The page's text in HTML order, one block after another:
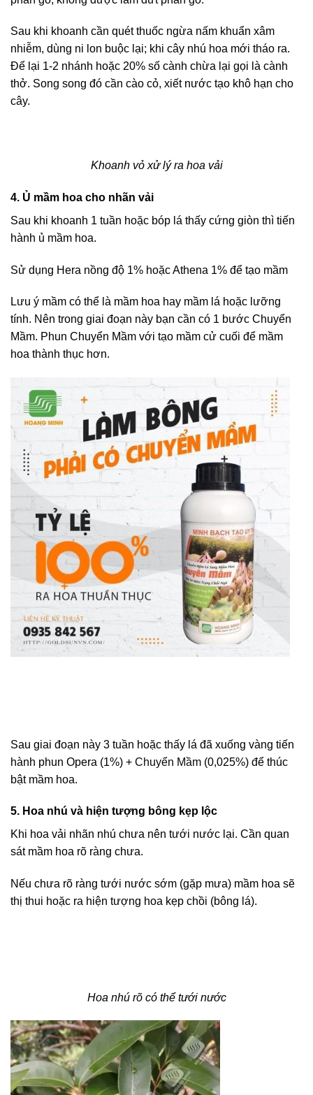
Sau khi khoanh cần quét thuốc ngừa nấm khuẩn xâm
nhiễm, dùng ni lon buộc lại; khi cây nhú hoa mới tháo ra.
Để lại 1-2 nhánh hoặc 20% số cành chừa lại gọi là cành
thở. Song song đó cần cào cỏ, xiết nước tạo khô hạn cho
cây.
Khoanh vỏ xử lý ra hoa vải
4. Ủ mầm hoa cho nhãn vải
Sau khi khoanh 1 tuần hoặc bóp lá thấy cứng giòn thì tiến
hành ủ mầm hoa.
Sử dụng Hera nồng độ 1% hoặc Athena 1% để tạo mầm
Lưu ý mầm có thể là mầm hoa hay mầm lá hoặc lưỡng
tính. Nên trong giai đoạn này bạn cần có 1 bước Chuyển
Mầm. Phun Chuyển Mầm với tạo mầm cử cuối để mầm
hoa thành thục hơn.
Sau giai đoạn này 3 tuần hoặc thấy lá đã xuống vàng tiến
hành phun Opera (1%) + Chuyển Mầm (0,025%) để thúc
bật mầm hoa.
5. Hoa nhú và hiện tượng bông kẹp lộc
Khi hoa vải nhãn nhú chưa nên tưới nước lại. Cần quan
sát mầm hoa rõ ràng chưa.
Nếu chưa rõ ràng tưới nước sớm (gặp mưa) mầm hoa sẽ
thị thui hoặc ra hiện tượng hoa kẹp chồi (bông lá).
Hoa nhú rõ có thể tưới nước